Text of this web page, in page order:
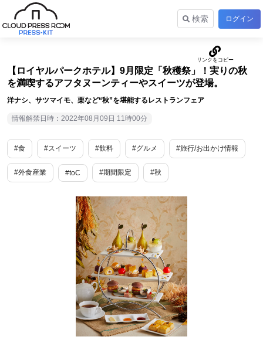
検索 ログイン
【ロイヤルパークホテル】9月限定「秋穫祭」！実りの秋
を満喫するアフタヌーンティーやスイーツが登場。
洋ナシ、サツマイモ、栗など“秋”を堪能するレストランフェア
情報解禁日時：2022年08月09日 11時00分
#食 #スイーツ #飲料 #グルメ #旅行/お出かけ情報
#外食産業 #toC #期間限定 #秋